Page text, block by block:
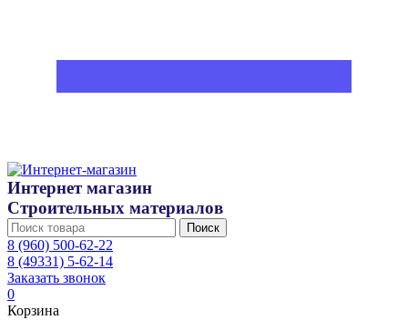
Интернет магазин
Строительных материалов
Поиск
8 (960) 500-62-22
8 (49331) 5-62-14
Заказать звонок
0
Корзина